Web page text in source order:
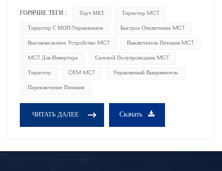
ГОРЯЧИЕ ТЕГИ : Торч МКТ Тиристор MCT
Тиристор С МОП-Управлением Быстрое Отключение MCT
Высоковольтное Устройство MCT Выключатель Питания MCT
MCT Для Инвертора Силовой Полупроводник MCT
Тиристор OEM MCT Управляемый Выпрямитель
Переключение Питания
ЧИТАТЬ ДАЛЕЕ Скачать